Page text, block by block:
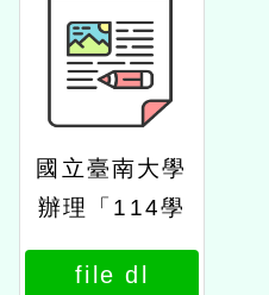
國立臺南大學
辦理「114學
年度本土語文
教師專業學習
file dl